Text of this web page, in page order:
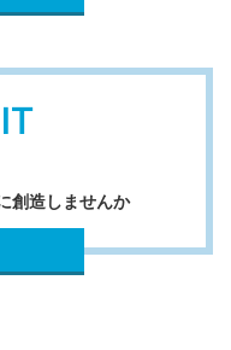
創造しませんか